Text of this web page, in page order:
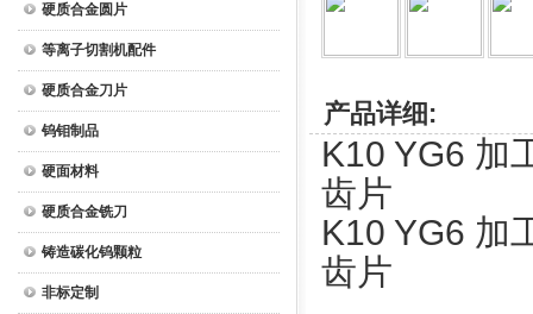
硬质合金圆片
等离子切割机配件
硬质合金刀片
钨钼制品
硬面材料
硬质合金铣刀
铸造碳化钨颗粒
非标定制
产品详细:
K10 YG6 加
齿片
K10 YG6 加
齿片